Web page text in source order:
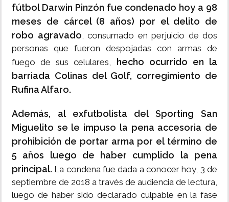
fútbol Darwin Pinzón fue condenado hoy a 98
meses de cárcel (8 años) por el delito de
robo agravado, consumado en perjuicio de dos
personas que fueron despojadas con armas de
fuego de sus celulares,
hecho ocurrido en la
barriada Colinas del Golf, corregimiento de
Rufina Alfaro.
Además, al exfutbolista del Sporting San
Miguelito se le impuso la pena accesoria de
prohibición de portar arma por el término de
5 años luego de haber cumplido la pena
principal. La condena fue dada a conocer hoy, 3 de
septiembre de 2018 a través de audiencia de lectura,
luego de haber sido declarado culpable en la fase